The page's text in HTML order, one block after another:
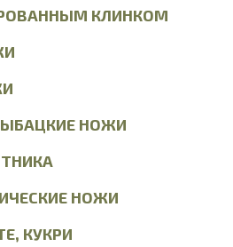
КЛИНКОМ
НОЖИ
НОЖИ
КУКРИ